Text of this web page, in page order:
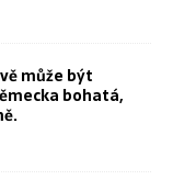
může být
bohatá,